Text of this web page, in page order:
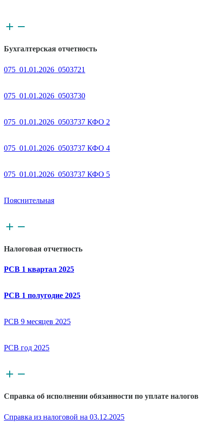
Бухгалтерская отчетность
075_01.01.2026_0503721
075_01.01.2026_0503730
075_01.01.2026_0503737 КФО 2
075_01.01.2026_0503737 КФО 4
075_01.01.2026_0503737 КФО 5
Пояснительная
Налоговая отчетность
РСВ 1 квартал 2025
РСВ 1 полугодие 2025
РСВ 9 месяцев 2025
РСВ год 2025
Справка об исполнении обязанности по уплате налогов
Справка из налоговой на 03.12.2025